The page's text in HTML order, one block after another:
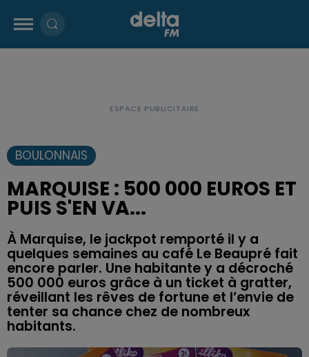
BOULONNAIS
MARQUISE : 500 000 EUROS ET
PUIS S'EN VA...
À Marquise, le jackpot remporté il y a
quelques semaines au café Le Beaupré fait
encore parler. Une habitante y a décroché
500 000 euros grâce à un ticket à gratter,
réveillant les rêves de fortune et l’envie de
tenter sa chance chez de nombreux
habitants.